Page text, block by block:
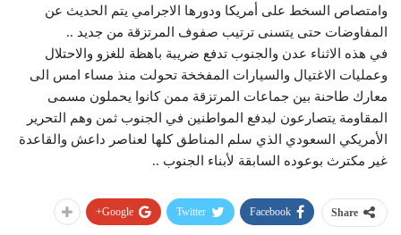
وامتصاص السخط على أمريكا ودورها الاجرامي يتم الحديث عن
المفاوضات حتى يتسنى ترتيب صفوف المرتزقة من جديد ..
في هذه الاثناء عدن والجنوب تدفع ضريبة باهظة للغزو والاحتلال
وعمليات الاغتيال والسيارات المفخخة تحولت منذ مساء امس الى
معارك طاحنة بين جماعات المرتزقة ممن كانوا يحملون مسمى
المقاومة يتصارعون ليدفع المواطنين في الجنوب ثمن وهم التحرير
الأمريكي السعودي الذي سلم المناطق كلها لعناصر داعش والقاعدة
غير مكترث بوعوده السابقة لأبناء الجنوب ..
Share
Facebook
Twitter
Google+